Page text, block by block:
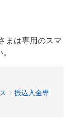
まは専用のスマ
振込入金専